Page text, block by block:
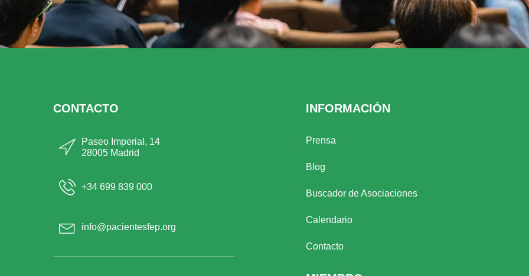
CONTACTO
Paseo Imperial, 14
28005 Madrid
+34 699 839 000
info@pacientesfep.org
INFORMACIÓN
Prensa
Blog
Buscador de Asociaciones
Calendario
Contacto